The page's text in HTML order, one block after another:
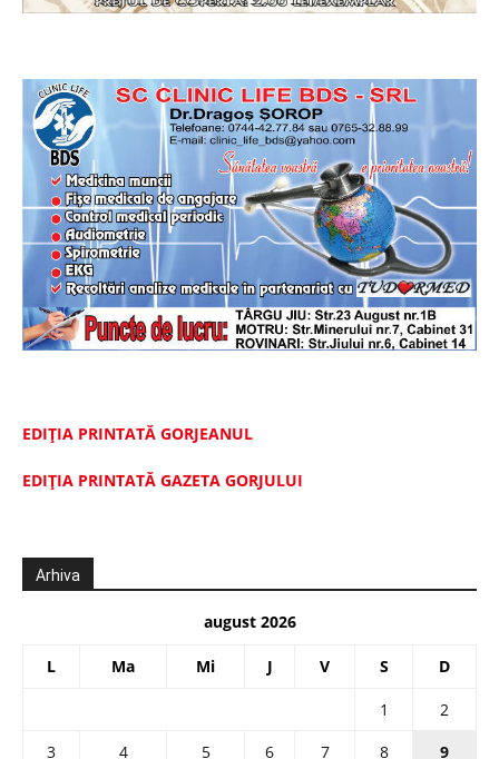
EDIȚIA PRINTATĂ GORJEANUL
EDIŢIA PRINTATĂ GAZETA GORJULUI
Arhiva
august 2026
L Ma Mi J V S D
1
2
3
4 5 6 7 8 9